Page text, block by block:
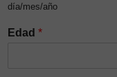
día/mes/año
Edad *